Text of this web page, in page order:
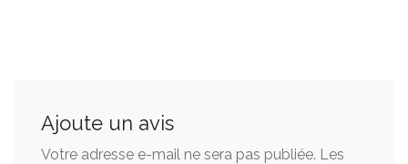
Ajoute un avis
Votre adresse e-mail ne sera pas publiée. Les